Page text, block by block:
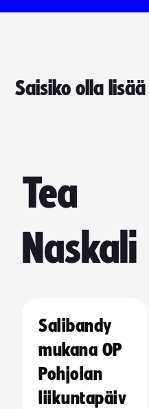
Saisiko olla
Tea
Naskali
Salibandy
mukana OP
Pohjolan
liikuntapäiv